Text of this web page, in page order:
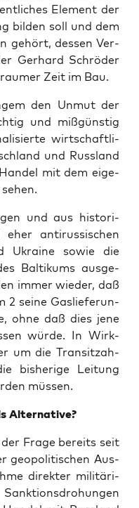
Ele­ment der
bil­den soll und dem
gehört, des­sen Ver­
Ger­hard Schrö­der
Zeit im Bau.
den Unmut der
und miß­güns­tig
wirt­schaft­li­
und Russ­land
mit dem eige­
und aus his­to­ri­
anti­rus­si­schen
Ukrai­ne sowie die
Bal­ti­kums aus­ge­
immer wie­der, daß
2 sei­ne Gas­lie­fe­run­
ohne daß dies jene
wür­de. In Wirk­
um die Tran­sit­zah­
bis­he­ri­ge Lei­tung
müssen.
Alternative?
Fra­ge bereits seit
geo­po­li­ti­schen Aus­
direk­ter mili­tä­ri­